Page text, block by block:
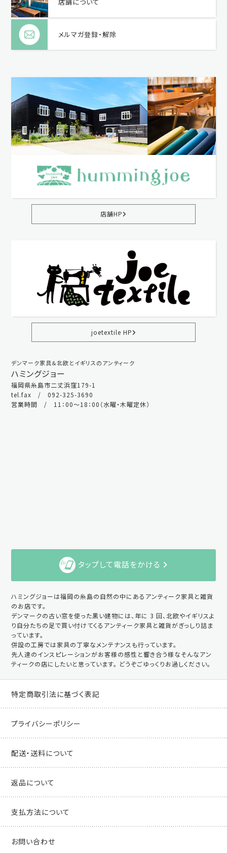
メルマガ登録・解除
店舗HP
joetextile HP
デンマーク家具＆北欧とイギリスのアンティーク
ハミングジョー
福岡県糸島市二丈浜窪179-1
tel.fax / 092-325-3690
営業時間 / 11：00～18：00（水曜・木曜定休）
タップして電話をかける
ハミングジョーは福岡の糸島の自然の中にあるアンティーク家具と雑貨
のお店です。
デンマークの古い窓を使った黒い建物には、年に 3 回、北欧やイギリスよ
り自分たちの足で買い付けてくるアンティーク家具と雑貨がぎっしり詰ま
っています。
併設の工房では家具の丁寧なメンテナンスも行っています。
先人達のインスピレーションがお客様の感性と響き合う様なそんなアン
ティークの店にしたいと思っています。 どうぞごゆっくりお過しください。
特定商取引法に基づく表記
プライバシーポリシー
配送・送料について
返品について
支払方法について
お問い合わせ